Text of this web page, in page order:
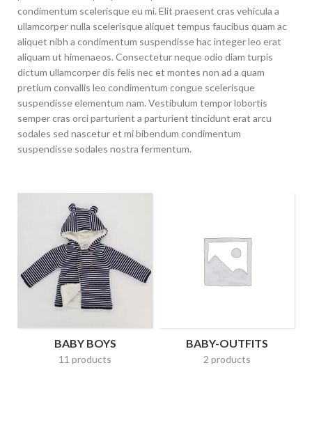
condimentum scelerisque eu mi. Elit praesent cras vehicula a
ullamcorper nulla scelerisque aliquet tempus faucibus quam ac
aliquet nibh a condimentum suspendisse hac integer leo erat
aliquam ut himenaeos. Consectetur neque odio diam turpis
dictum ullamcorper dis felis nec et montes non ad a quam
pretium convallis leo condimentum congue scelerisque
suspendisse elementum nam. Vestibulum tempor lobortis
semper cras orci parturient a parturient tincidunt erat arcu
sodales sed nascetur et mi bibendum condimentum
suspendisse sodales nostra fermentum.
BABY BOYS
11 products
BABY-OUTFITS
2 products